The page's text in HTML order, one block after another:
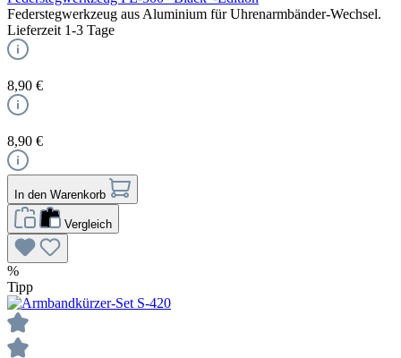
Federstegwerkzeug aus Aluminium für Uhrenarmbänder-Wechsel.
Lieferzeit 1-3 Tage
8,90 €
8,90 €
In den Warenkorb
Vergleich
%
Tipp